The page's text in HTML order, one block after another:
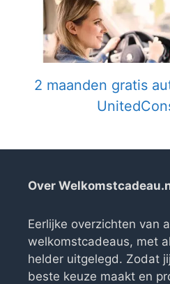
2 maanden gratis
Over
Eerlijke overzichten van
welkomstcadeaus, met
helder uitgelegd. Zodat
beste keuze maakt en